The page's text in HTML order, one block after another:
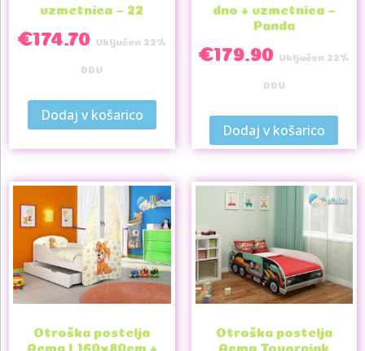
vzmetnica – 22
€174.70 Vključen 22%
DDV
Dodaj v košarico
dno + vzmetnica –
Panda
€179.90 Vključen 22%
DDV
Dodaj v košarico
Otroška postelja
Acma I 160x80cm +
Otroška postelja
Acma Tovornjak